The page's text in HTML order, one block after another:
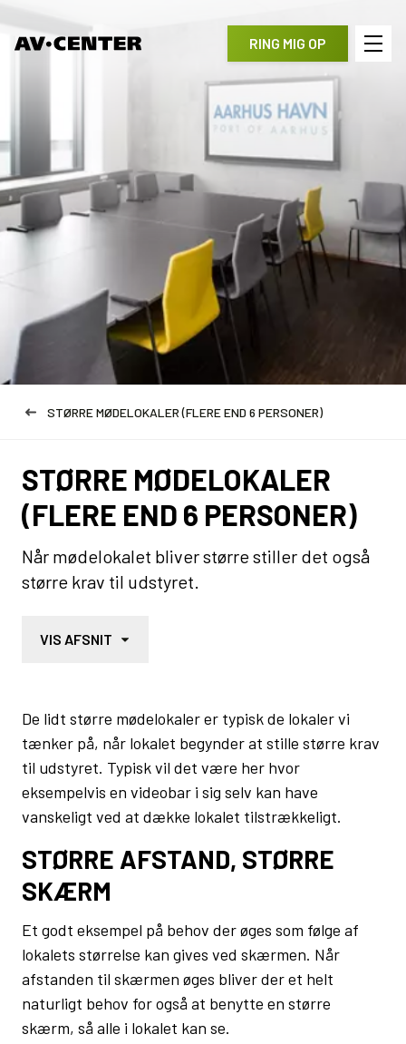
RING MIG OP
STØRRE MØDELOKALER (FLERE END 6 PERSONER)
STØRRE MØDELOKALER
(FLERE END 6 PERSONER)
Når mødelokalet bliver større stiller det også
større krav til udstyret.
VIS AFSNIT
De lidt større mødelokaler er typisk de lokaler vi
tænker på, når lokalet begynder at stille større krav
til udstyret. Typisk vil det være her hvor
eksempelvis en videobar i sig selv kan have
vanskeligt ved at dække lokalet tilstrækkeligt.
STØRRE AFSTAND, STØRRE
SKÆRM
Et godt eksempel på behov der øges som følge af
lokalets størrelse kan gives ved skærmen. Når
afstanden til skærmen øges bliver der et helt
naturligt behov for også at benytte en større
skærm, så alle i lokalet kan se.